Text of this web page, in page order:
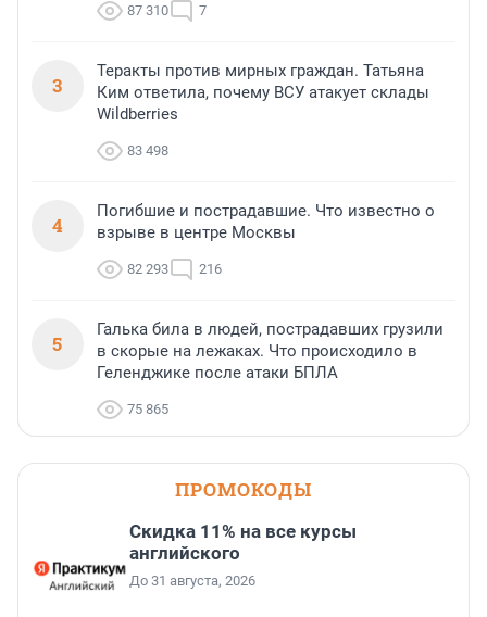
87 310 7
3
Теракты против мирных граждан. Татьяна
Ким ответила, почему ВСУ атакует склады
Wildberries
83 498
4
Погибшие и пострадавшие. Что известно о
взрыве в центре Москвы
82 293 216
5
Галька била в людей, пострадавших грузили
в скорые на лежаках. Что происходило в
Геленджике после атаки БПЛА
75 865
ПРОМОКОДЫ
Скидка 11% на все курсы
английского
До 31 августа, 2026